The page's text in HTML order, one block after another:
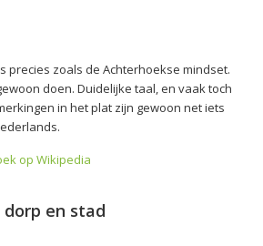
precies zoals de Achterhoekse mindset.
doen. Duidelijke taal, en vaak toch
in het plat zijn gewoon net iets
op Wikipedia
en stad